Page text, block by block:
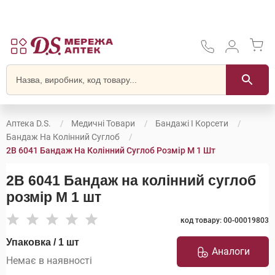
Аптека D.S. Медичні Товари
Бандажі І Корсети
Бандаж На Колінний Суглоб
2B 6041 Бандаж На Колінний Суглоб Розмір М 1 Шт
2B 6041 Бандаж на колінний суглоб
розмір М 1 шт
код товару: 00-00019803
Упаковка / 1 шт
Немає в наявності
Аналоги